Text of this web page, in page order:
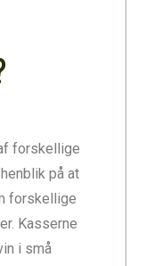
forskellige
på at
forskellige
Kasserne
i små